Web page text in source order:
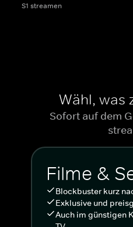
S1 streamen
Wähl, was
Sofort auf dem
Filme &
Blockbuster kurz
Exklusive und
Auch im günstigen